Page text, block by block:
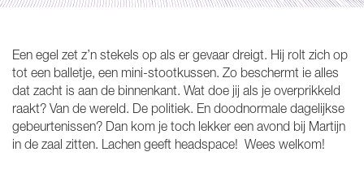
Een egel zet z’n stekels op als er gevaar dreigt. Hij rolt zich op
tot een balletje, een mini-stootkussen. Zo beschermt ie alles
dat zacht is aan de binnenkant. Wat doe jij als je overprikkeld
raakt? Van de wereld. De politiek. En doodnormale dagelijkse
gebeurtenissen? Dan kom je toch lekker een avond bij Martijn
in de zaal zitten. Lachen geeft headspace! Wees welkom!